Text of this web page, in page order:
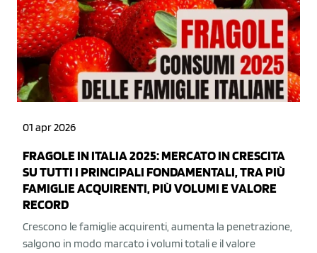
01 apr 2026
FRAGOLE IN ITALIA 2025: MERCATO IN CRESCITA
SU TUTTI I PRINCIPALI FONDAMENTALI, TRA PIÙ
FAMIGLIE ACQUIRENTI, PIÙ VOLUMI E VALORE
RECORD
Crescono le famiglie acquirenti, aumenta la penetrazione,
salgono in modo marcato i volumi totali e il valore